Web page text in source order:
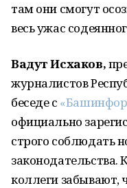
там они смогут
весь ужас
Вадут Исхаков,
журналистов
беседе с
официально
строго соблюдать
коллеги забывают,